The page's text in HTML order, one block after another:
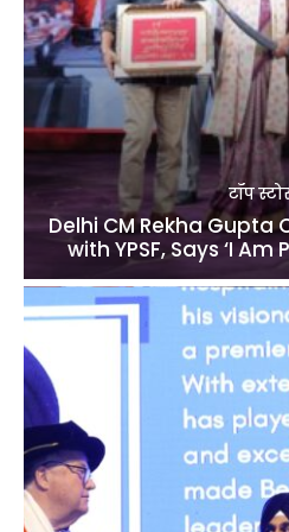
टॉप
Delhi CM Rekha Gupta
with YPSF, Says ‘I